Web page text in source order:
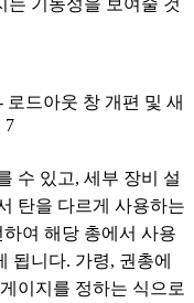
드아웃 창 개편 및 새
7
수 있고, 세부 장비 설
탄을 다르게 사용하는
여 해당 총에서 사용
됩니다. 가령, 권총에
이지를 정하는 식으로